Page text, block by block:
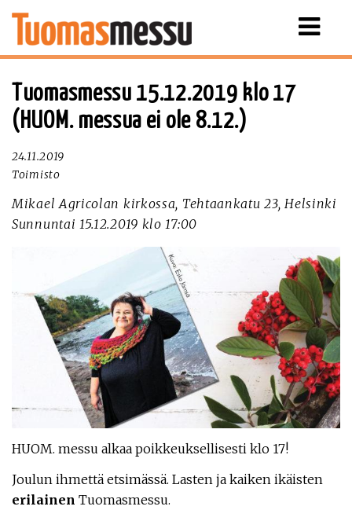
Näytä
Tuomasmessu 15.12.2019 klo 17
(HUOM. messua ei ole 8.12.)
24.11.2019
Toimisto
Mikael Agricolan kirkossa, Tehtaankatu 23, Helsinki
Sunnuntai 15.12.2019 klo 17:00
HUOM. messu alkaa poikkeuksellisesti klo 17!
Joulun ihmettä etsimässä. Lasten ja kaiken ikäisten
erilainen Tuomasmessu.